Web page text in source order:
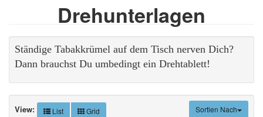
Drehunterlagen
Ständige Tabakkrümel auf dem Tisch nerven Dich?
Dann brauchst Du umbedingt ein Drehtablett!
Sortien Nach
View: List Grid